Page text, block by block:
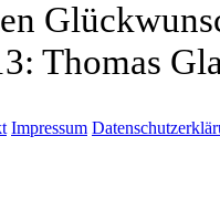
Thomas
Impressum